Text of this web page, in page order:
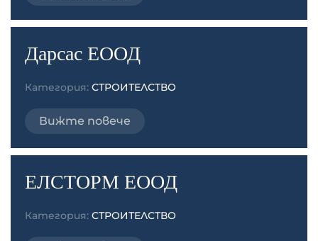
Дарсас ЕООД
Категория: СТРОИТЕЛСТВО
Вижте повече
ЕЛСТОРМ ЕООД
Категория: СТРОИТЕЛСТВО